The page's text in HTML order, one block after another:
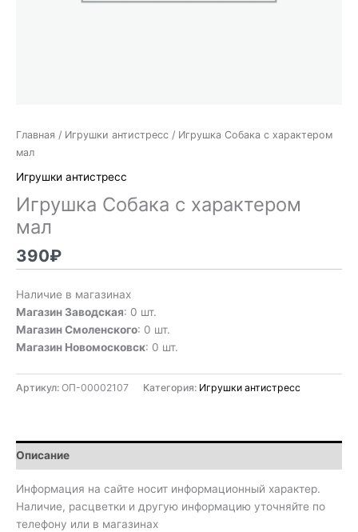
Главная / Игрушки антистресс / Игрушка Собака с характером
мал
Игрушки антистресс
Игрушка Собака с характером
мал
390₽
Наличие в магазинах
Магазин Заводская: 0 шт.
Магазин Смоленского: 0 шт.
Магазин Новомосковск: 0 шт.
Артикул: ОП-00002107 Категория: Игрушки антистресс
Описание
Информация на сайте носит информационный характер.
Наличие, расцветки и другую информацию уточняйте по
телефону или в магазинах